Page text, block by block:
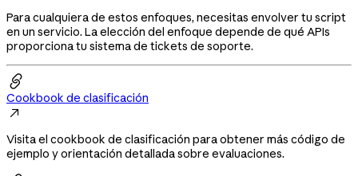
Para cualquiera de estos enfoques, necesitas envolver tu script
en un servicio. La elección del enfoque depende de qué APIs
proporciona tu sistema de tickets de soporte.

Cookbook de clasificación

Visita el cookbook de clasificación para obtener más código de
ejemplo y orientación detallada sobre evaluaciones.